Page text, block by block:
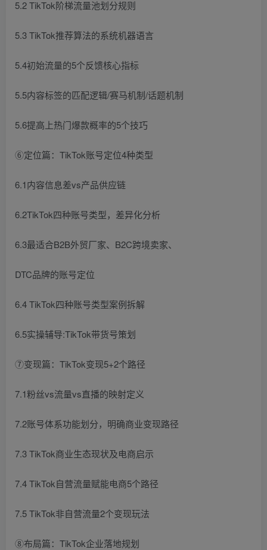
5.2 TikTok阶梯流量池划分规则
5.3 TikTok推荐算法的系统机器语言
5.4初始流量的5个反馈核心指标
5.5内容标签的匹配逻辑/赛马机制/话题机制
5.6提高上热门爆款概率的5个技巧
⑥定位篇：TikTok账号定位4种类型
6.1内容信息差vs产品供应链
6.2TikTok四种账号类型，差异化分析
6.3最适合B2B外贸厂家、B2C跨境卖家、
DTC品牌的账号定位
6.4 TikTok四种账号类型案例拆解
6.5实操辅导:TikTok带货号策划
⑦变现篇：TikTok变现5+2个路径
7.1粉丝vs流量vs直播的映射定义
7.2账号体系功能划分，明确商业变现路径
7.3 TikTok商业生态现状及电商启示
7.4 TikTok自营流量赋能电商5个路径
7.5 TikTok非自营流量2个变现玩法
⑧布局篇：TikTok企业落地规划